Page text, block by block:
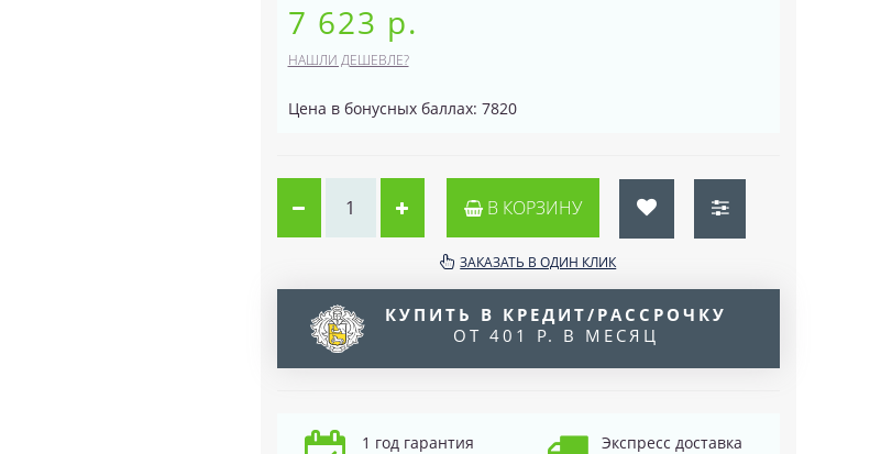
7 623 р.
НАШЛИ ДЕШЕВЛЕ?
Цена в бонусных баллах: 7820
В КОРЗИНУ
ЗАКАЗАТЬ В ОДИН КЛИК
КУПИТЬ В КРЕДИТ/РАССРОЧКУ
ОТ 401 Р. В МЕСЯЦ
1 год гарантия
Экспресс доставка